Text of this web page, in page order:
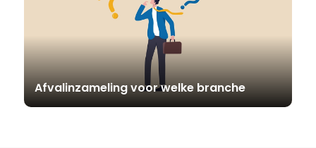
Afvalinzameling voor welke branche